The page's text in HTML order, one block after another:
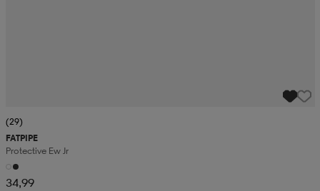
(29)
FATPIPE
Protective Ew Jr
34,99